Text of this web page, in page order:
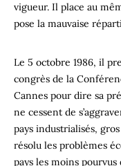
vigueur. Il place au
pose la mauvaise
Le 5 octobre 1986, il
congrès de la
Cannes pour dire sa
ne cessent de
pays industrialisés,
résolu les problèmes
pays les moins